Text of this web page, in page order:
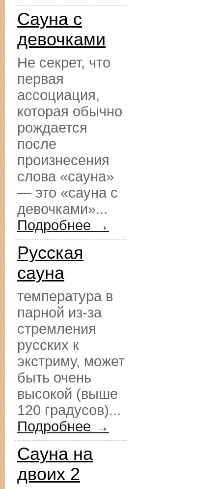
Сауна с
девочками
Не секрет, что
первая
ассоциация,
которая обычно
рождается
после
произнесения
слова «сауна»
— это «сауна с
девочками»...
Подробнее →
Русская
сауна
температура в
парной из-за
стремления
русских к
экстриму, может
быть очень
высокой (выше
120 градусов)...
Подробнее →
Сауна на
двоих 2